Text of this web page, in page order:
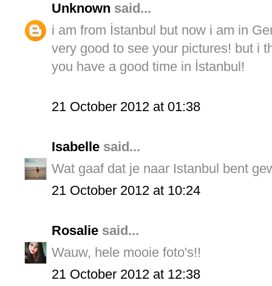
Unknown said...
i am from İstanbul but now i am in
very good to see your pictures! but i
you have a good time in İstanbul!
21 October 2012 at 01:38
Isabelle said...
Wat gaaf dat je naar Istanbul bent
21 October 2012 at 10:24
Rosalie said...
Wauw, hele mooie foto's!!
21 October 2012 at 12:38